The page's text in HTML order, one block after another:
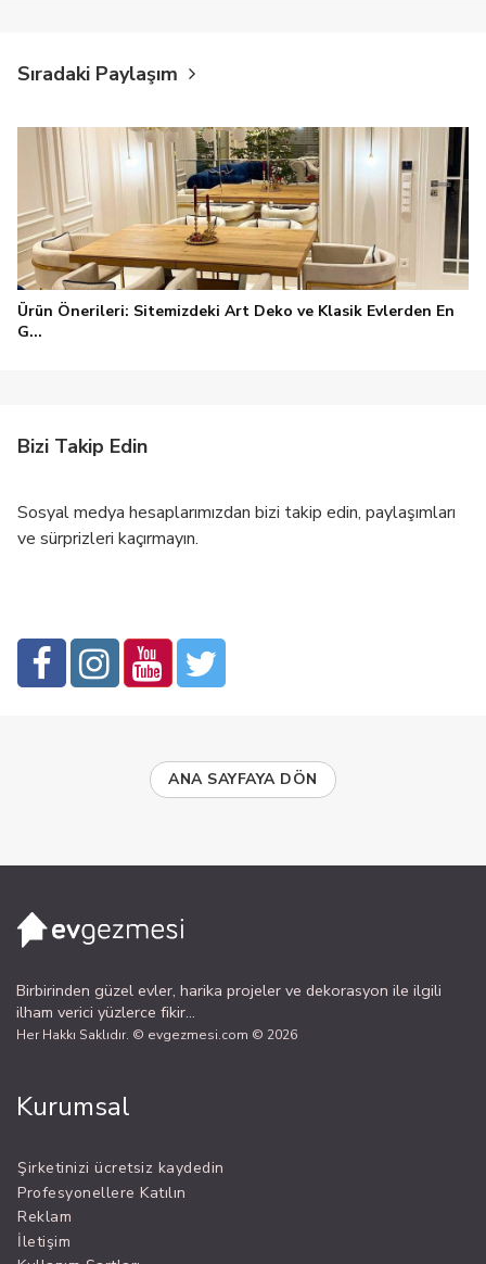
Sıradaki Paylaşım
Ürün Önerileri: Sitemizdeki Art Deko ve Klasik Evlerden En
G...
Bizi Takip Edin
Sosyal medya hesaplarımızdan bizi takip edin, paylaşımları
ve sürprizleri kaçırmayın.
ANA SAYFAYA DÖN
Birbirinden güzel evler, harika projeler ve dekorasyon ile ilgili
ilham verici yüzlerce fikir...
Her Hakkı Saklıdır. © evgezmesi.com © 2026
Kurumsal
Şirketinizi ücretsiz kaydedin
Profesyonellere Katılın
Reklam
İletişim